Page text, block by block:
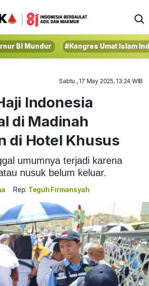
BI Mundur #Kongres Umat Islam
Sabtu , 17 May 2025, 13:24 WIB
Indonesia
di Madinah
di Hotel Khusus
umumnya terjadi karena
nusuk belum keluar.
Rep: Teguh Firmansyah